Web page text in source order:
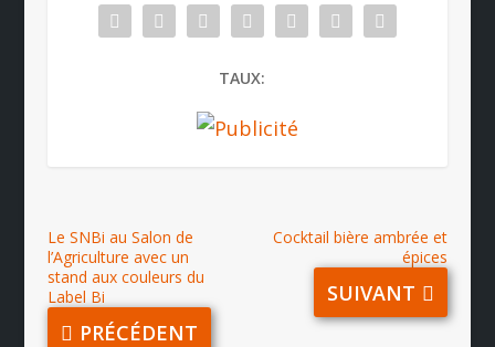
TAUX:
Le SNBi au Salon de
l’Agriculture avec un
stand aux couleurs du
Label Bi
PRÉCÉDENT
Cocktail bière ambrée et
épices
SUIVANT